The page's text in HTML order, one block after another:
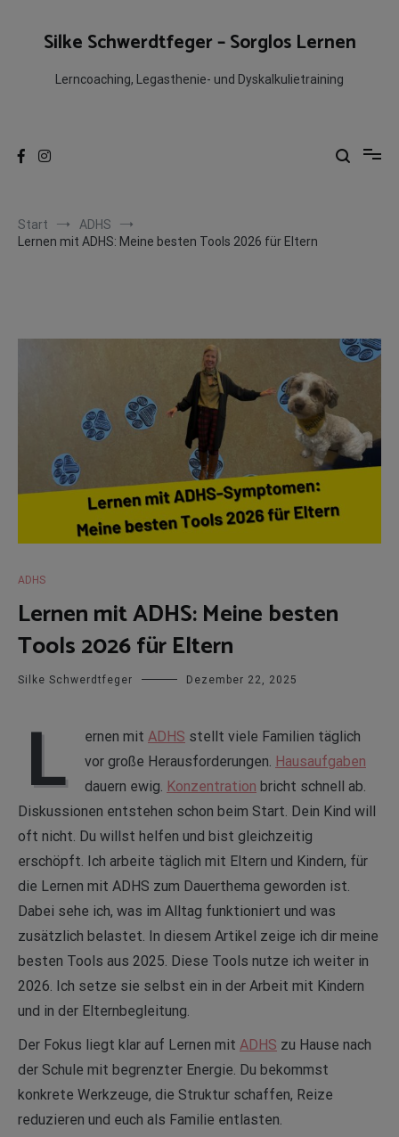
springenSilke Schwerdtfeger – Sorglos Lernen
Lerncoaching, Legasthenie- und Dyskalkulietraining
Start
ADHS
Lernen mit ADHS: Meine besten Tools 2026 für Eltern
ADHS
Lernen mit ADHS: Meine besten
Tools 2026 für Eltern
Silke Schwerdtfeger Dezember 22, 2025
L ernen mit ADHS stellt viele Familien täglich
vor große Herausforderungen. Hausaufgaben
dauern ewig. Konzentration bricht schnell ab.
Diskussionen entstehen schon beim Start. Dein Kind will
oft nicht. Du willst helfen und bist gleichzeitig
erschöpft. Ich arbeite täglich mit Eltern und Kindern, für
die Lernen mit ADHS zum Dauerthema geworden ist.
Dabei sehe ich, was im Alltag funktioniert und was
zusätzlich belastet. In diesem Artikel zeige ich dir meine
besten Tools aus 2025. Diese Tools nutze ich weiter in
2026. Ich setze sie selbst ein in der Arbeit mit Kindern
und in der Elternbegleitung.
Der Fokus liegt klar auf Lernen mit ADHS zu Hause nach
der Schule mit begrenzter Energie. Du bekommst
konkrete Werkzeuge, die Struktur schaffen, Reize
reduzieren und euch als Familie entlasten.